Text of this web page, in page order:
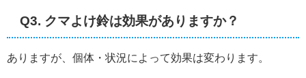
Q3. クマよけ鈴は効果がありますか？
ありますが、個体・状況によって効果は変わります。